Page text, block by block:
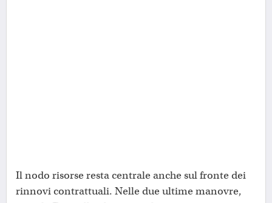
Il nodo risorse resta centrale anche sul fronte dei
rinnovi contrattuali. Nelle due ultime manovre,